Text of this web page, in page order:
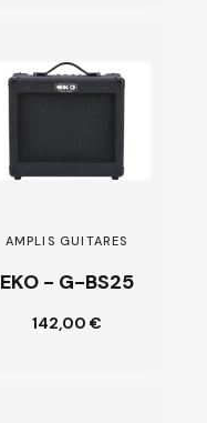
AMPLIS GUITARES
EKO - G-BS25
142,00 €
Ajouter au
panier